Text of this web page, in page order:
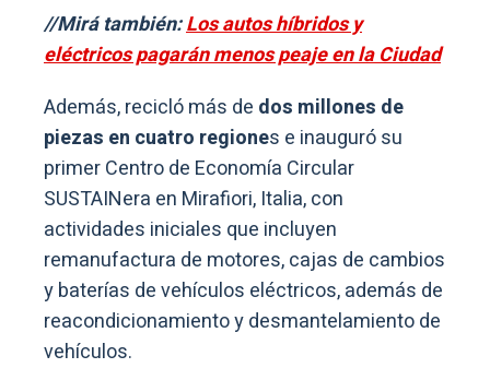
//Mirá también:Los autos híbridos y
eléctricos pagarán menos peaje en la Ciudad
Además, recicló más de dos millones de
piezas en cuatro regiones e inauguró su
primer Centro de Economía Circular
SUSTAINera en Mirafiori, Italia, con
actividades iniciales que incluyen
remanufactura de motores, cajas de cambios
y baterías de vehículos eléctricos, además de
reacondicionamiento y desmantelamiento de
vehículos.